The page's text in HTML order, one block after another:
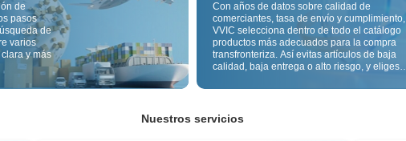
de
pasos
de
varios
y más
Con años de datos sobre calidad de
comerciantes, tasa de envío y cumplimiento,
VVIC selecciona dentro de todo el catálogo
productos más adecuados para la compra
transfronteriza. Así evitas artículos de baja
calidad, baja entrega o alto riesgo, y eliges
calidad transfronteriza y las etiquetas de
aduana y posventa.
Nuestros servicios